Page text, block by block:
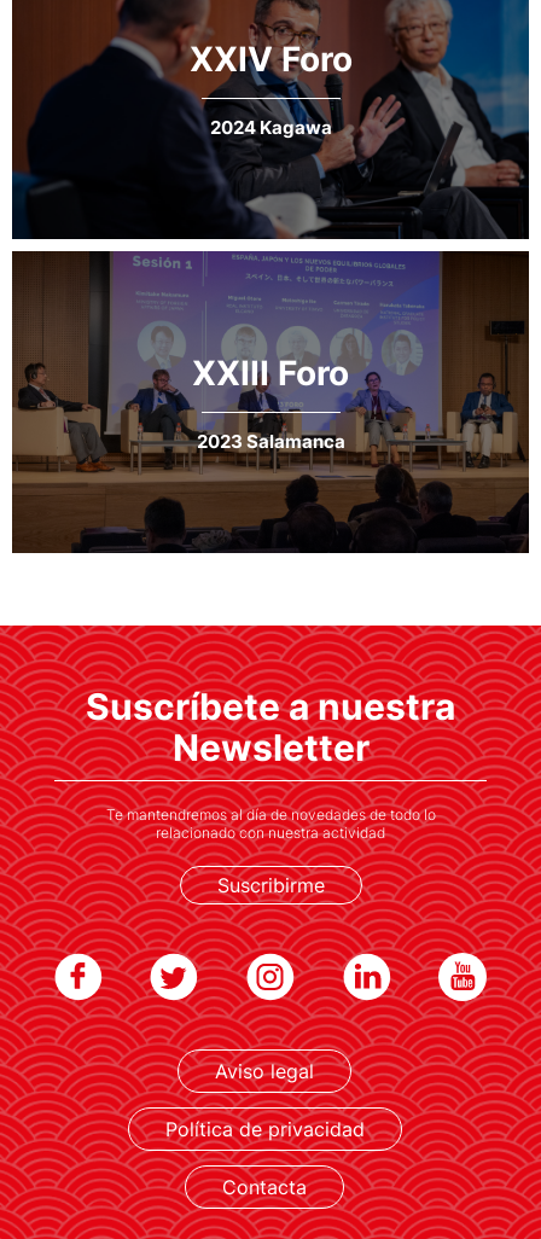
XXIV Foro
2024 Kagawa
XXIII Foro
2023 Salamanca
Suscríbete a nuestra
Newsletter
Te mantendremos al día de novedades de todo lo
relacionado con nuestra actividad
Suscribirme
Aviso legal
Política de privacidad
Contacta